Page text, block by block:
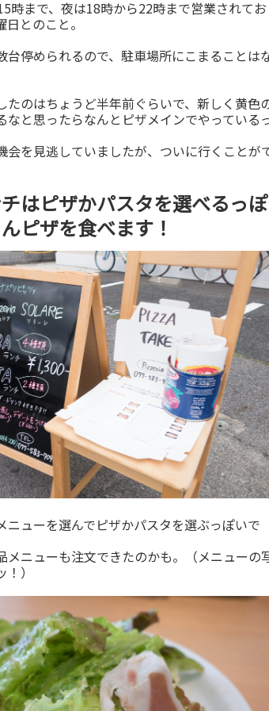
時まで、夜は18時から22時まで営業されてお
とのこと。
台停められるので、駐車場所にこまることは
たのはちょうど半年前ぐらいで、新しく黄色
なと思ったらなんとピザメインでやっている
会を見逃していましたが、ついに行くことが
はピザかパスタを選べるっぽ
ピザを食べます！
ニューを選んでピザかパスタを選ぶっぽいで
メニューも注文できたのかも。（メニューの
）